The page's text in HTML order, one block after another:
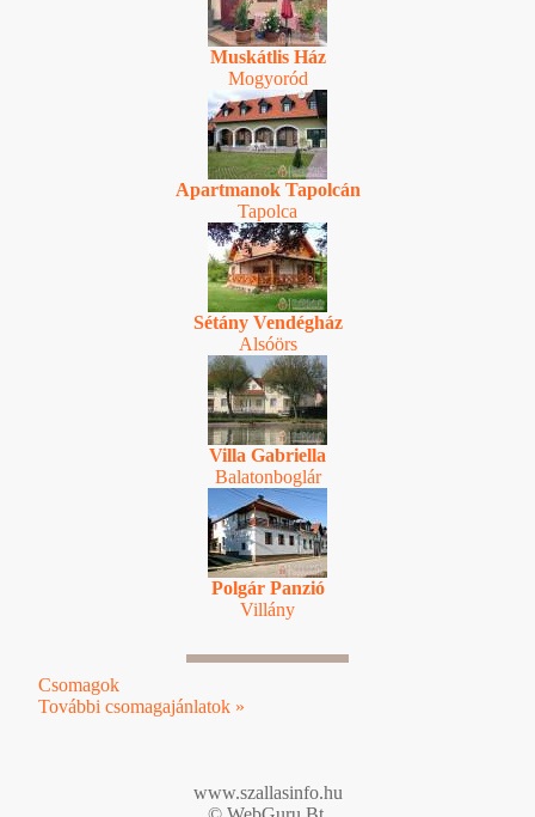
Muskátlis Ház
Mogyoród
Apartmanok Tapolcán
Tapolca
Sétány Vendégház
Alsóörs
Villa Gabriella
Balatonboglár
Polgár Panzió
Villány
Csomagok
További csomagajánlatok »
www.szallasinfo.hu